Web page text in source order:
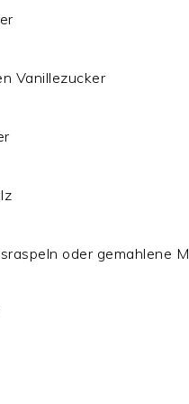
Vanillezucker
oder gemahlene